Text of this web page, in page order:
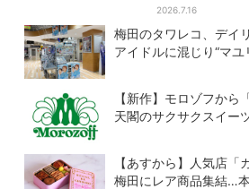
き「似てる人かと思った
ら…」
2026.7.16
実は
穴場
梅田のタワレコ、デイ
アイドルに混じり“マ
【新作】モロゾフから
天閣のサクサクスイー
【あすから】人気店「
梅田にレア商品集結…